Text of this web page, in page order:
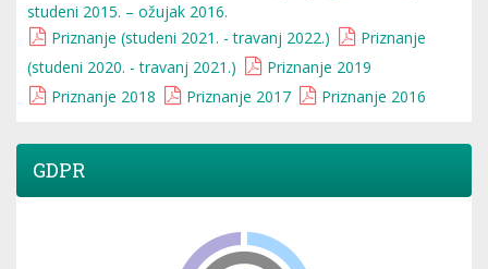
studeni 2015. – ožujak 2016.
Priznanje (studeni 2021. - travanj 2022.)
Priznanje
(studeni 2020. - travanj 2021.)
Priznanje 2019
Priznanje 2018
Priznanje 2017 Priznanje 2016
GDPR